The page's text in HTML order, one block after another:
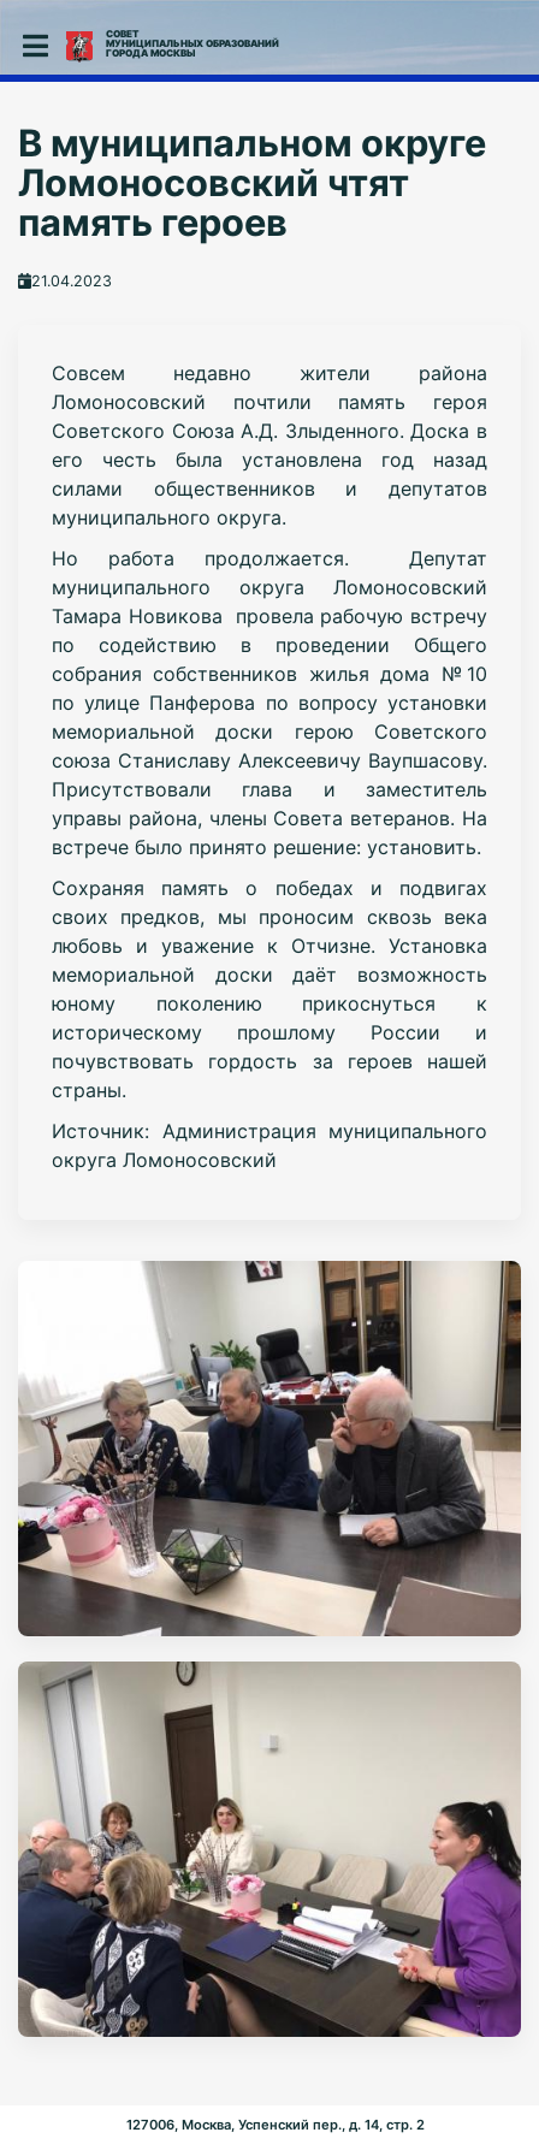
СОВЕТ
МУНИЦИПАЛЬНЫХ ОБРАЗОВАНИЙ
ГОРОДА МОСКВЫ
В муниципальном округе
Ломоносовский чтят
память героев
21.04.2023
Совсем недавно жители района
Ломоносовский почтили память героя
Советского Союза А.Д. Злыденного. Доска в
его честь была установлена год назад
силами общественников и депутатов
муниципального округа.
Но работа продолжается. Депутат
муниципального округа Ломоносовский
Тамара Новикова провела рабочую встречу
по содействию в проведении Общего
собрания собственников жилья дома №10
по улице Панферова по вопросу установки
мемориальной доски герою Советского
союза Станиславу Алексеевичу Ваупшасову.
Присутствовали глава и заместитель
управы района, члены Совета ветеранов. На
встрече было принято решение: установить.
Сохраняя память о победах и подвигах
своих предков, мы проносим сквозь века
любовь и уважение к Отчизне. Установка
мемориальной доски даёт возможность
юному поколению прикоснуться к
историческому прошлому России и
почувствовать гордость за героев нашей
страны.
Источник: Администрация муниципального
округа Ломоносовский
127006, Москва, Успенский пер., д. 14, стр. 2